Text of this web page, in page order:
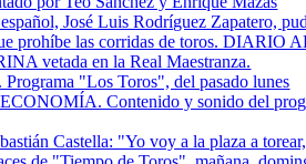
José Luis Rodríguez Zapatero,
prohíbe las corridas de toros. DIARIO
vetada en la Real Maestranza.
"Los Toros", del pasado lunes
Contenido y sonido del
Castella: "Yo voy a la plaza a